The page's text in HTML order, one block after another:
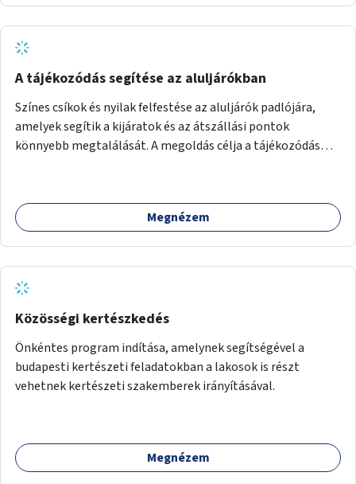
A tájékozódás segítése az aluljárókban
Színes csíkok és nyilak felfestése az aluljárók padlójára,
amelyek segítik a kijáratok és az átszállási pontok
könnyebb megtalálását. A megoldás célja a tájékozódás
Megnézem
Közösségi kertészkedés
Önkéntes program indítása, amelynek segítségével a
budapesti kertészeti feladatokban a lakosok is részt
vehetnek kertészeti szakemberek irányításával.
Megnézem